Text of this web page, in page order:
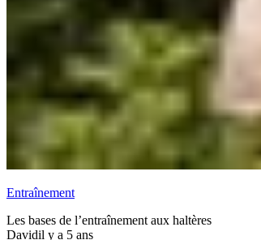
Entraînement
Les bases de l’entraînement aux haltères
Davidil y a 5 ans